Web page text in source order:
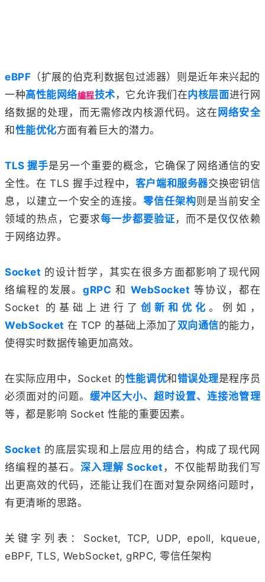
eBPF （扩展的伯克利数据包过滤器）则是近年来兴起的
一种高性能网络编程技术 ，它允许我们在内核层面进行网
络数据的处理，而无需修改内核源代码。这在 网络安全
和性能优化方面有着巨大的潜力。
TLS 握手是另一个重要的概念，它确保了网络通信的安
全性。在 TLS 握手过程中， 客户端和服务器交换密钥信
息，以建立一个安全的连接。零信任架构则是当前安全
领域的热点，它要求每一步都要验证 ，而不是仅仅依赖
于网络边界。
Socket 的设计哲学，其实在很多方面都影响了现代网
络编程的发展。gRPC 和 WebSocket 等协议，都在
Socket 的基础上进行了创新和优化。例如，
WebSocket 在 TCP 的基础上添加了 双向通信的能力，
使得实时数据传输更加高效。
在实际应用中，Socket 的性能调优和错误处理是程序员
必须面对的问题。缓冲区大小、超时设置、连接池管理
等，都是影响 Socket 性能的重要因素。
Socket 的底层实现和上层应用的结合，构成了现代网
络编程的基石。 深入理解 Socket ，不仅能帮助我们写
出更高效的代码，还能让我们在面对复杂网络问题时，
有更清晰的思路。
关键字列表：Socket, TCP, UDP, epoll, kqueue,
eBPF, TLS, WebSocket, gRPC, 零信任架构